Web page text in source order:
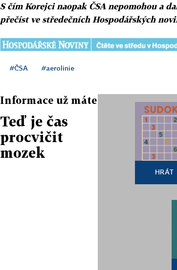
S čím Korejci naopak ČSA nepomohou a
přečíst ve středečních Hospodářských
#ČSA #aerolinie
Informace už máte
Teď je čas
procvičit
mozek
HRÁT